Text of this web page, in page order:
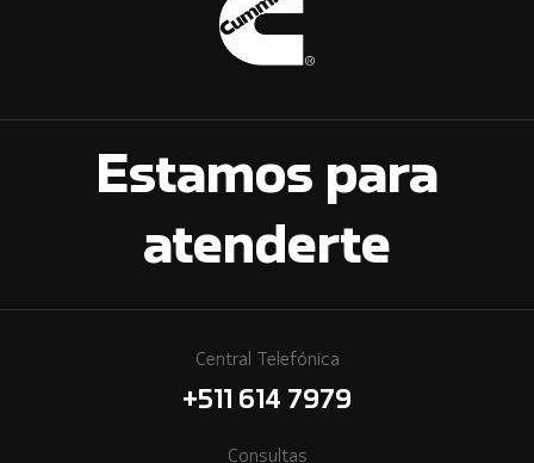
Estamos para
atenderte
Central Telefónica
+511 614 7979
Consultas